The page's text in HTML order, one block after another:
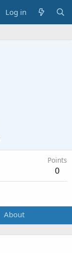
Log in
Points
0
About